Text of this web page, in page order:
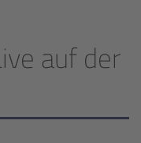
auf der